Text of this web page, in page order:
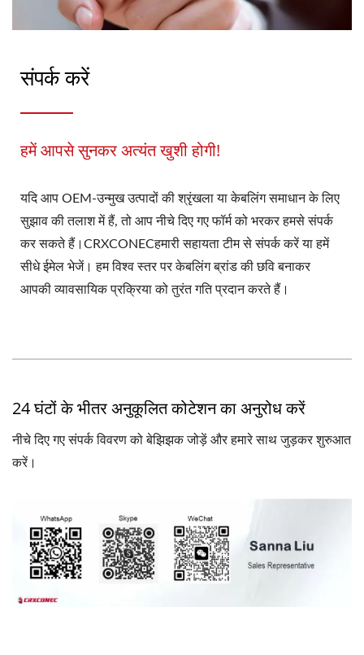
संपर्क करें
हमें आपसे सुनकर अत्यंत खुशी होगी!
यदि आप OEM-उन्मुख उत्पादों की श्रृंखला या केबलिंग समाधान के लिए
सुझाव की तलाश में हैं, तो आप नीचे दिए गए फॉर्म को भरकर हमसे संपर्क
कर सकते हैं।CRXCONECहमारी सहायता टीम से संपर्क करें या हमें
सीधे ईमेल भेजें। हम विश्व स्तर पर केबलिंग ब्रांड की छवि बनाकर
आपकी व्यावसायिक प्रक्रिया को तुरंत गति प्रदान करते हैं।
24 घंटों के भीतर अनुकूलित कोटेशन का अनुरोध करें
नीचे दिए गए संपर्क विवरण को बेझिझक जोड़ें और हमारे साथ जुड़कर शुरुआत
करें।